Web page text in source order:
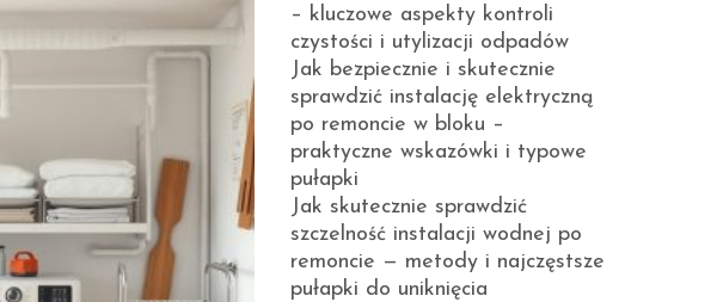
– kluczowe aspekty kontroli
czystości i utylizacji odpadów
Jak bezpiecznie i skutecznie
sprawdzić instalację elektryczną
po remoncie w bloku –
praktyczne wskazówki i typowe
pułapki
Jak skutecznie sprawdzić
szczelność instalacji wodnej po
remoncie — metody i najczęstsze
pułapki do uniknięcia